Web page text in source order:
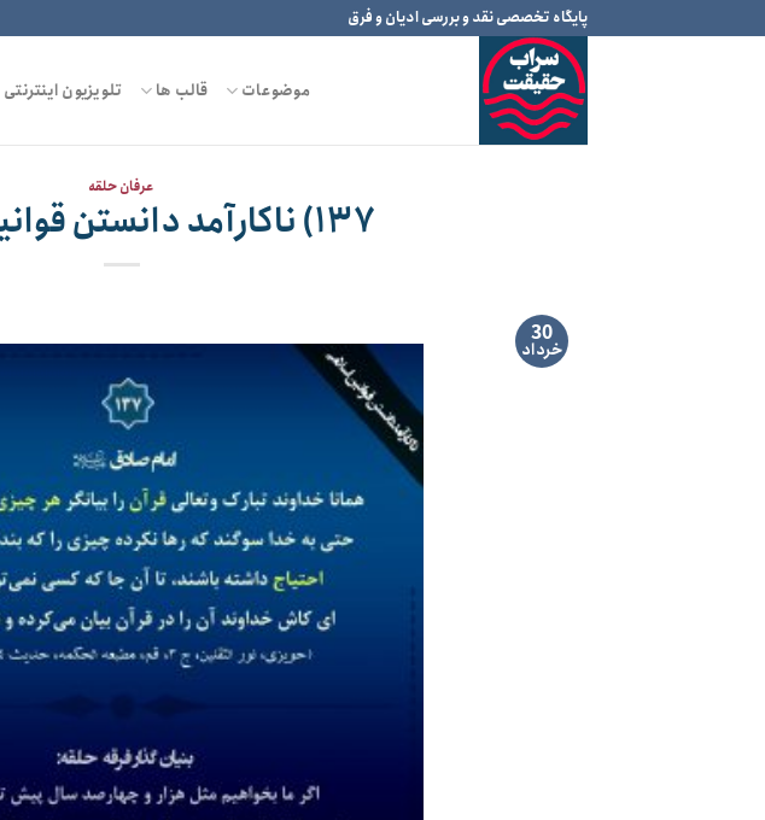
to
پایگاه تخصصی نقد و بررسی ادیان و فرق
موضوعات قالب ها تلویزیون اینترنتی
عرفان حلقه
۱۳۷) ناکارآمد دانستن قوانین اسلامی
30
خرداد